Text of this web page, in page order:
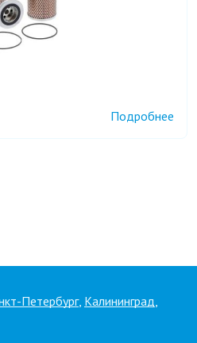
Подробнее
Петербург, Калининград,